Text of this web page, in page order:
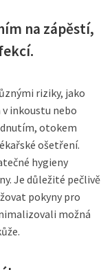
na zápěstí,
riziky, jako
v inkoustu nebo
otokem
ošetření.
hygieny
Je důležité pečlivě
pokyny pro
možná